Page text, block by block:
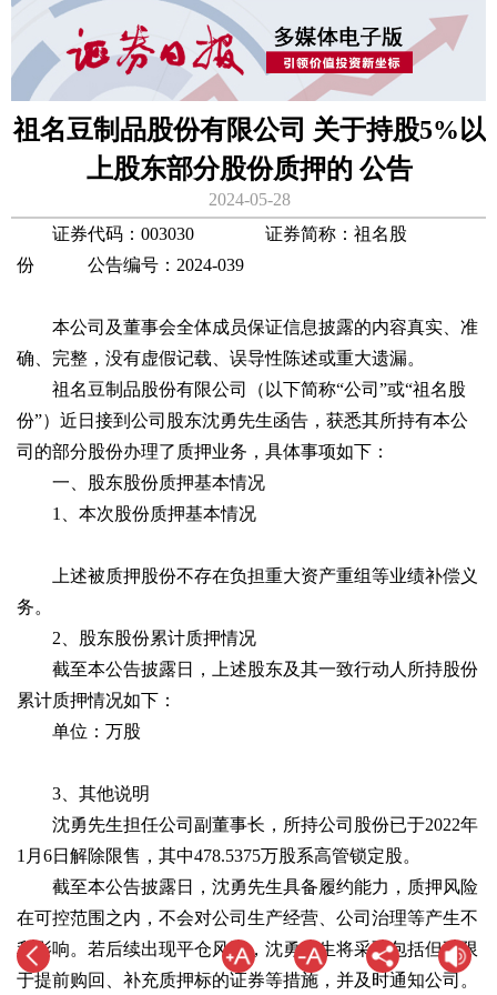
祖名豆制品股份有限公司 关于持股5%以
上股东部分股份质押的 公告
2024-05-28
证券代码：003030 证券简称：祖名股
份 公告编号：2024-039
本公司及董事会全体成员保证信息披露的内容真实、准
确、完整，没有虚假记载、误导性陈述或重大遗漏。
祖名豆制品股份有限公司（以下简称“公司”或“祖名股
份”）近日接到公司股东沈勇先生函告，获悉其所持有本公
司的部分股份办理了质押业务，具体事项如下：
一、股东股份质押基本情况
1、本次股份质押基本情况
上述被质押股份不存在负担重大资产重组等业绩补偿义
务。
2、股东股份累计质押情况
截至本公告披露日，上述股东及其一致行动人所持股份
累计质押情况如下：
单位：万股
3、其他说明
沈勇先生担任公司副董事长，所持公司股份已于2022年
1月6日解除限售，其中478.5375万股系高管锁定股。
截至本公告披露日，沈勇先生具备履约能力，质押风险
在可控范围之内，不会对公司生产经营、公司治理等产生不
利影响。若后续出现平仓风险，沈勇先生将采取包括但不限
于提前购回、补充质押标的证券等措施，并及时通知公司。